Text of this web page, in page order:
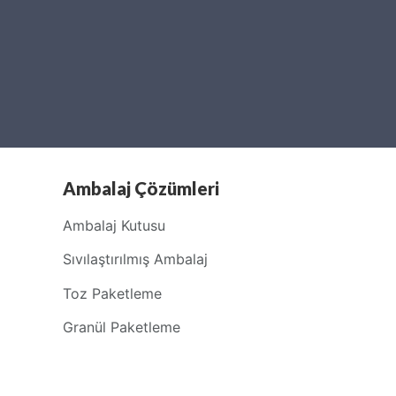
Ambalaj Çözümleri
Ambalaj Kutusu
Sıvılaştırılmış Ambalaj
Toz Paketleme
Granül Paketleme